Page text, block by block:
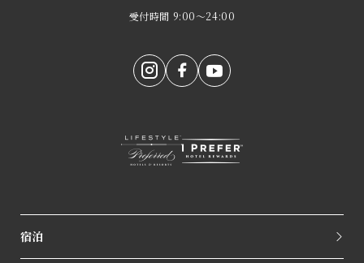
受付時間 9:00～24:00
宿泊